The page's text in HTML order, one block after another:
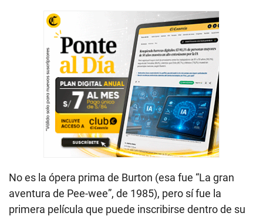
No es la ópera prima de Burton (esa fue “La gran
aventura de Pee-wee”, de 1985), pero sí fue la
primera película que puede inscribirse dentro de su